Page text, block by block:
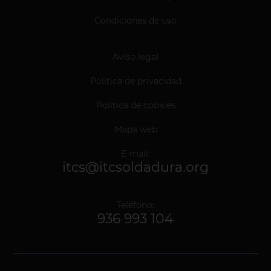
Condiciones de uso
Aviso legal
Política de privacidad
Política de cookies
Mapa web
E-mail:
itcs@itcsoldadura.org
Teléfono:
936 993 104